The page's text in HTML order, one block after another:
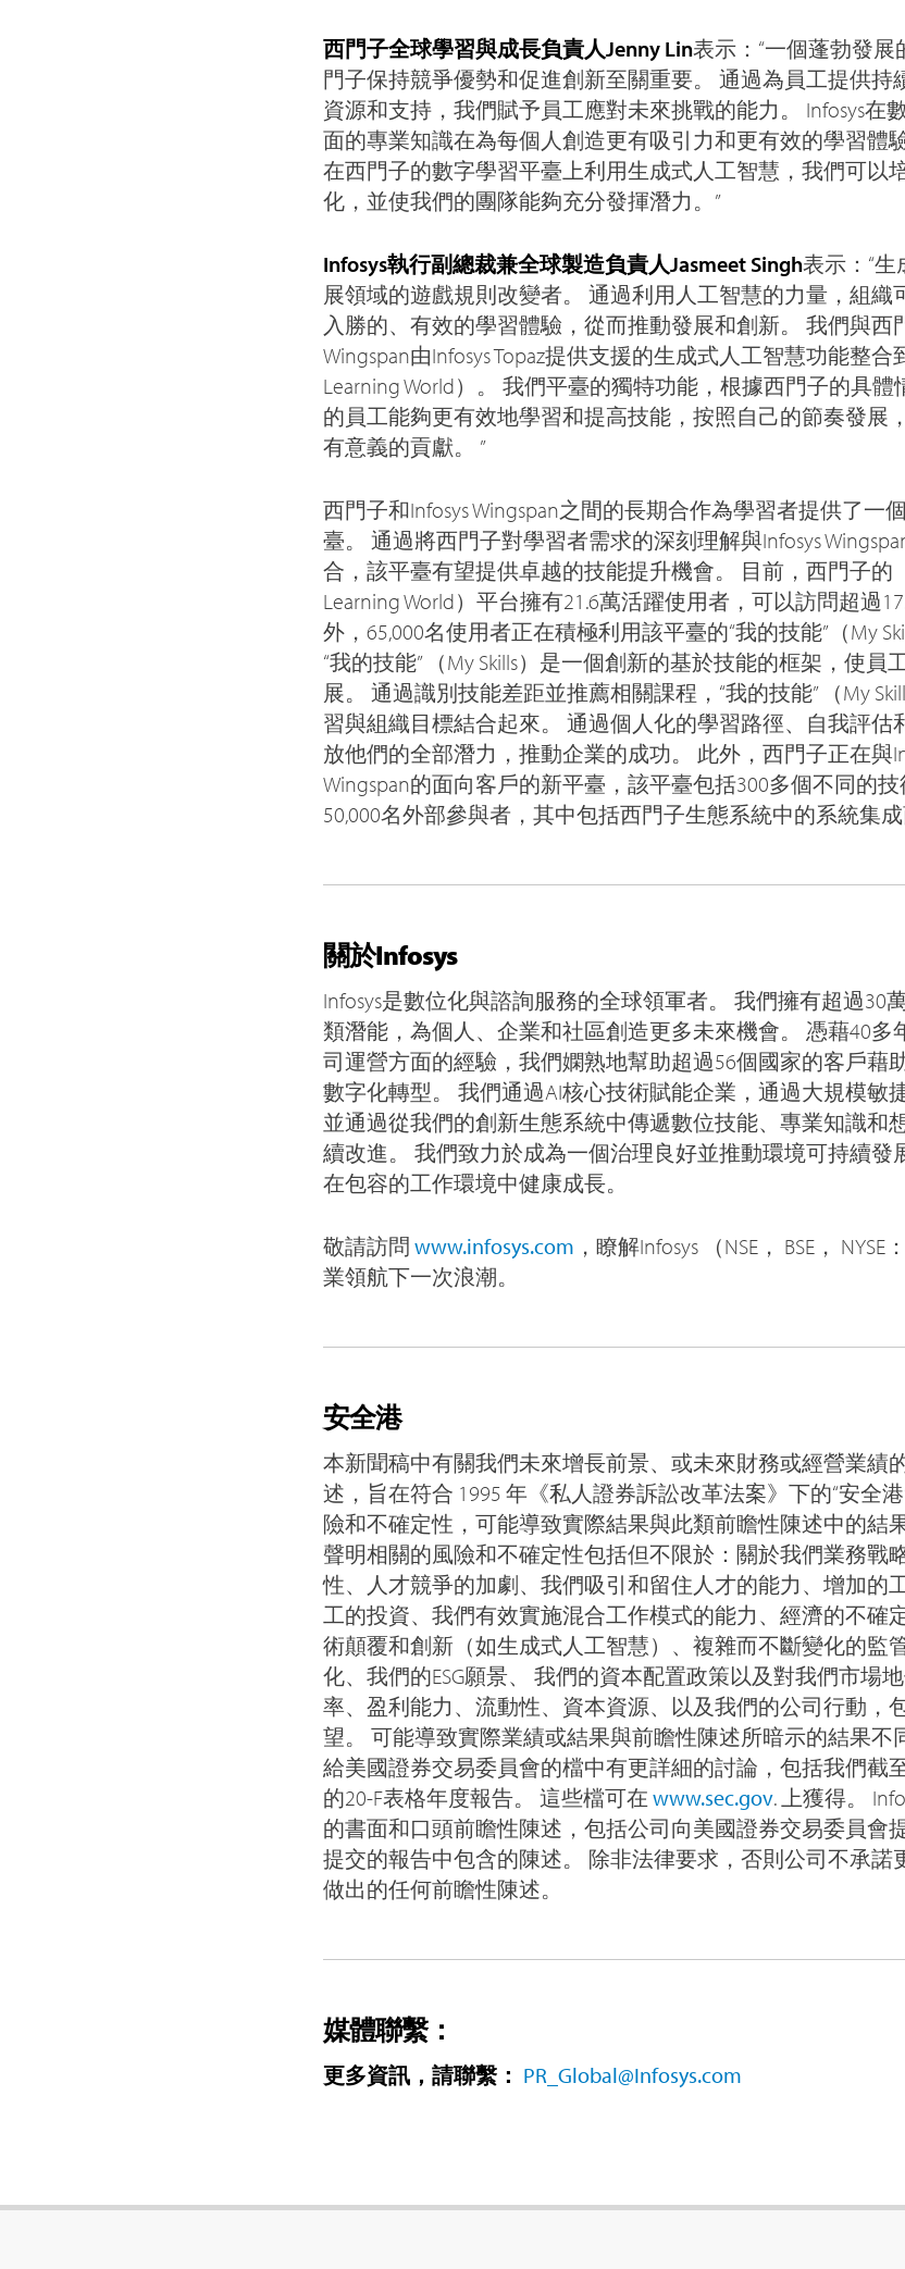
西門子全球學習與成長負責人Jenny Lin表示：“一個蓬勃發
門子保持競爭優勢和促進創新至關重要。 通過為員工提供持
資源和支持，我們賦予員工應對未來挑戰的能力。 Infosys在
面的專業知識在為每個人創造更有吸引力和更有效的學習體
在西門子的數字學習平臺上利用生成式人工智慧，我們可以
化，並使我們的團隊能夠充分發揮潛力。”
Infosys執行副總裁兼全球製造負責人Jasmeet Singh表示：“
展領域的遊戲規則改變者。 通過利用人工智慧的力量，組織
入勝的、有效的學習體驗，從而推動發展和創新。 我們與西
Wingspan由Infosys Topaz提供支援的生成式人工智慧功能整合
Learning World）。 我們平臺的獨特功能，根據西門子的具
的員工能夠更有效地學習和提高技能，按照自己的節奏發展
有意義的貢獻。 ”
西門子和Infosys Wingspan之間的長期合作為學習者提供了一
臺。 通過將西門子對學習者需求的深刻理解與Infosys
合，該平臺有望提供卓越的技能提升機會。 目前，西門子的
Learning World）平台擁有21.6萬活躍使用者，可以訪問超過
外，65,000名使用者正在積極利用該平臺的“我的技能”（My
“我的技能” （My Skills）是一個創新的基於技能的框架，使
展。 通過識別技能差距並推薦相關課程，“我的技能” （My
習與組織目標結合起來。 通過個人化的學習路徑、自我評估
放他們的全部潛力，推動企業的成功。 此外，西門子正在與
Wingspan的面向客戶的新平臺，該平臺包括300多個不同的
50,000名外部參與者，其中包括西門子生態系統中的系統集成
關於Infosys
Infosys是數位化與諮詢服務的全球領軍者。 我們擁有超過30
類潛能，為個人、企業和社區創造更多未來機會。 憑藉40多
司運營方面的經驗，我們嫻熟地幫助超過56個國家的客戶藉
數字化轉型。 我們通過AI核心技術賦能企業，通過大規模敏
並通過從我們的創新生態系統中傳遞數位技能、專業知識和
續改進。 我們致力於成為一個治理良好並推動環境可持續發
在包容的工作環境中健康成長。
敬請訪問 www.infosys.com ，瞭解Infosys （NSE， BSE，
業領航下一次浪潮。
安全港
本新聞稿中有關我們未來增長前景、或未來財務或經營業績
述，旨在符合 1995 年《私人證券訴訟改革法案》下的“安全
險和不確定性，可能導致實際結果與此類前瞻性陳述中的結
聲明相關的風險和不確定性包括但不限於：關於我們業務戰
性、人才競爭的加劇、我們吸引和留住人才的能力、增加的
工的投資、我們有效實施混合工作模式的能力、經濟的不確
術顛覆和創新（如生成式人工智慧）、複雜而不斷變化的監
化、我們的ESG願景、 我們的資本配置政策以及對我們市場
率、盈利能力、流動性、資本資源、以及我們的公司行動，
望。 可能導致實際業績或結果與前瞻性陳述所暗示的結果不
給美國證券交易委員會的檔中有更詳細的討論，包括我們截
的20-F表格年度報告。 這些檔可在 www.sec.gov. 上獲得。
的書面和口頭前瞻性陳述，包括公司向美國證券交易委員會
提交的報告中包含的陳述。 除非法律要求，否則公司不承諾
做出的任何前瞻性陳述。
媒體聯繫：
更多資訊，請聯繫： PR_Global@Infosys.com